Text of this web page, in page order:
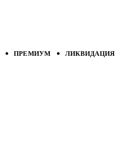
ПРЕМИУМ ЛИКВИДАЦИЯ